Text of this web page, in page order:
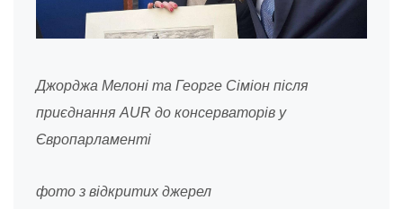
Джорджа Мелоні та Георге Сіміон після
приєднання AUR до консерваторів у
Європарламенті
фото з відкритих джерел